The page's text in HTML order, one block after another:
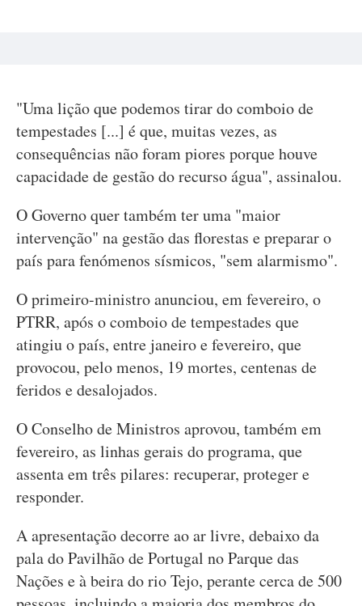
"Uma lição que podemos tirar do comboio de
tempestades [...] é que, muitas vezes, as
consequências não foram piores porque houve
capacidade de gestão do recurso água", assinalou.
O Governo quer também ter uma "maior
intervenção" na gestão das florestas e preparar o
país para fenómenos sísmicos, "sem alarmismo".
O primeiro-ministro anunciou, em fevereiro, o
PTRR, após o comboio de tempestades que
atingiu o país, entre janeiro e fevereiro, que
provocou, pelo menos, 19 mortes, centenas de
feridos e desalojados.
O Conselho de Ministros aprovou, também em
fevereiro, as linhas gerais do programa, que
assenta em três pilares: recuperar, proteger e
responder.
A apresentação decorre ao ar livre, debaixo da
pala do Pavilhão de Portugal no Parque das
Nações e à beira do rio Tejo, perante cerca de 500